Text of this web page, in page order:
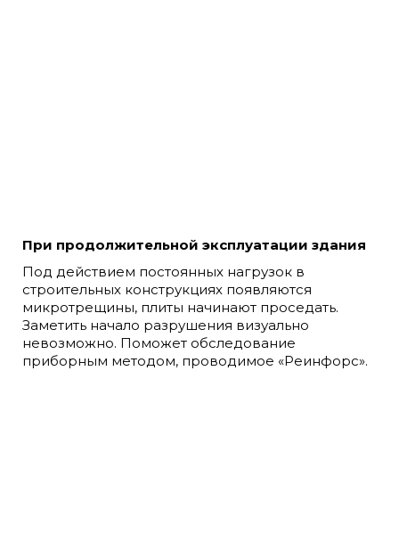
При продолжительной эксплуатации здания
Под действием постоянных нагрузок в
строительных конструкциях появляются
микротрещины, плиты начинают проседать.
Заметить начало разрушения визуально
невозможно. Поможет обследование
приборным методом, проводимое «Реинфорс».